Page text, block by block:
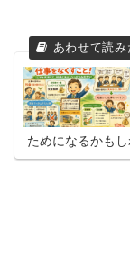
ためになるかも